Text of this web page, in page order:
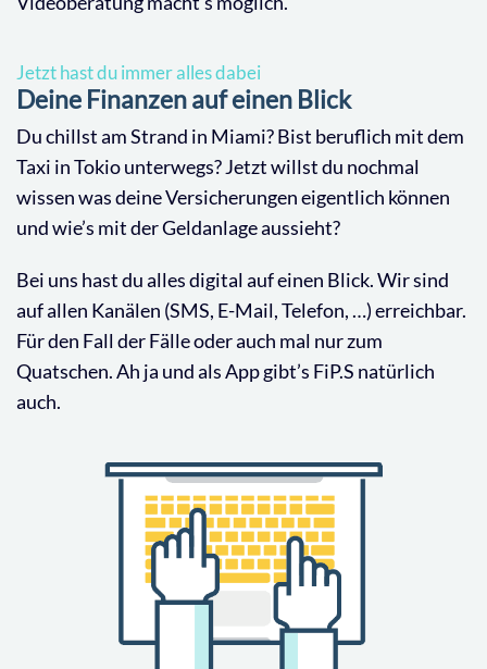
Jetzt hast du immer alles dabei
Deine Finanzen auf einen Blick
Du chillst am Strand in Miami? Bist beruflich mit dem
Taxi in Tokio unterwegs? Jetzt willst du nochmal
wissen was deine Versicherungen eigentlich können
und wie’s mit der Geldanlage aussieht?
Bei uns hast du alles digital auf einen Blick. Wir sind
auf allen Kanälen (SMS, E-Mail, Telefon, …) erreichbar.
Für den Fall der Fälle oder auch mal nur zum
Quatschen. Ah ja und als App gibt’s FiP.S natürlich
auch.